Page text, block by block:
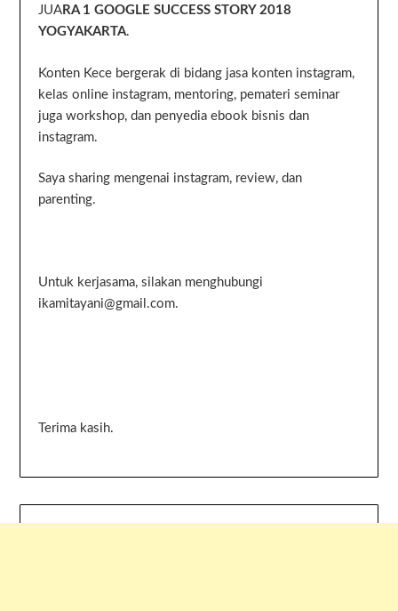
JUA RA 1 GOOGLE SUCCESS STORY 2018
YOGYAKARTA.
Konten Kece bergerak di bidang jasa konten instagram,
kelas online instagram, mentoring, pemateri seminar
juga workshop, dan penyedia ebook bisnis dan
instagram.
Saya sharing mengenai instagram, review, dan
parenting.
Untuk kerjasama, silakan menghubungi
ikamitayani@gmail.com.
Terima kasih.